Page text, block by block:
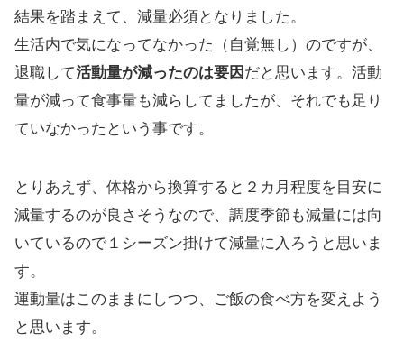
結果を踏まえて、減量必須となりました。
生活内で気になってなかった（自覚無し）のですが、
退職して活動量が減ったのは要因 だと思います。活動
量が減って食事量も減らしてましたが、それでも足り
ていなかったという事です。
とりあえず、体格から換算すると２カ月程度を目安に
減量するのが良さそうなので、調度季節も減量には向
いているので１シーズン掛けて減量に入ろうと思いま
す。
運動量はこのままにしつつ、ご飯の食べ方を変えよう
と思います。